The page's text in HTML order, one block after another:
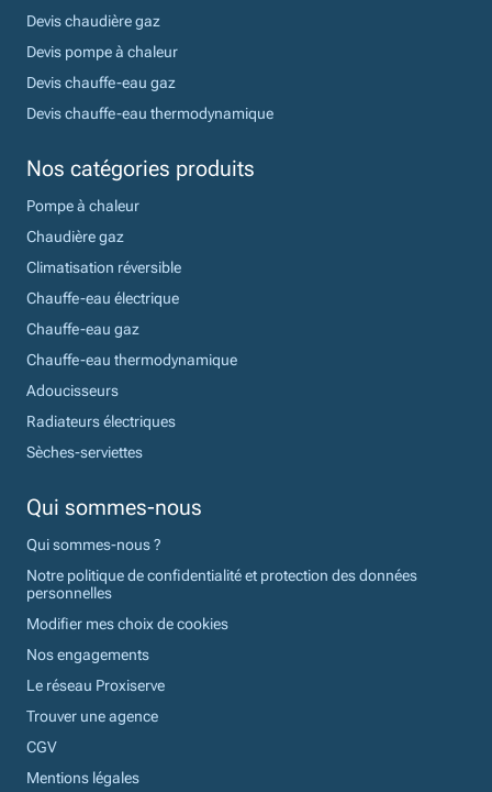
Devis chaudière gaz
Devis pompe à chaleur
Devis chauffe-eau gaz
Devis chauffe-eau thermodynamique
Nos catégories produits
Pompe à chaleur
Chaudière gaz
Climatisation réversible
Chauffe-eau électrique
Chauffe-eau gaz
Chauffe-eau thermodynamique
Adoucisseurs
Radiateurs électriques
Sèches-serviettes
Qui sommes-nous
Qui sommes-nous ?
Notre politique de confidentialité et protection des données
personnelles
Modifier mes choix de cookies
Nos engagements
Le réseau Proxiserve
Trouver une agence
CGV
Mentions légales